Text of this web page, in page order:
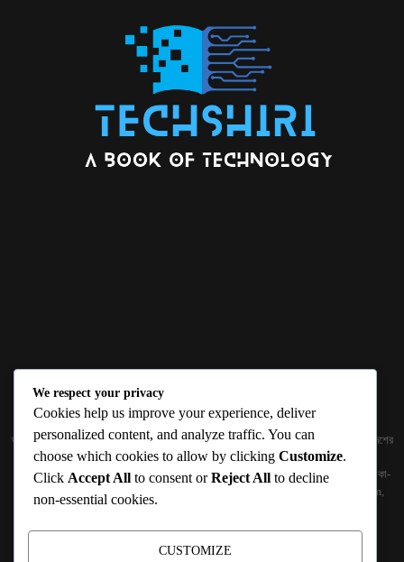
ABOUT US
জ্ঞান বিজ্ঞানের উৎকর্ষ আমাদের প্রভাবিত করে। আলোকিত করে। সেই আলো কে ধারণ কর দেশ ও বিদেশের
তথ্যপ্রযুক্তির অতিসাম্প্রতিক খবরাখবর পাঠকের হাতের মুঠোয় দিতে চায় টেকসিঁড়ি ডট কম।
প্রকাশক ও নির্বাহী সম্পাদকঃ সামিউল হক সুমন ১৮৮/১ (২য় তলা), ইনার সার্কুলার রোড, আরামবাগ, ঢাকা-
১০০০ মোবাইলঃ 01511759094, 01511759095 ইমেইলঃ
techshiribd@gmail.com,
info@techshiri.com
We respect your privacy
Cookies help us improve your experience, deliver
personalized content, and analyze traffic. You can
choose which cookies to allow by clicking Customize.
Click Accept All to consent orReject All to decline
non-essential cookies.
CUSTOMIZE